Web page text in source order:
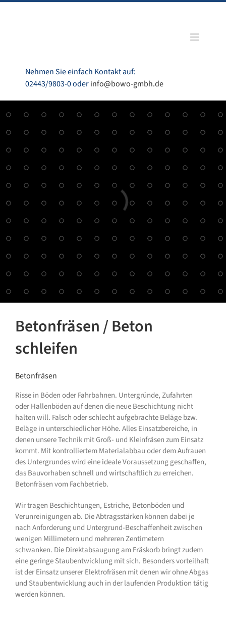
Zum
Nehmen Sie einfach Kontakt auf:
02443/9803-0 oderinfo@bowo-gmbh.de
Laden...
Betonfräsen / Beton
schleifen
Betonfräsen
Risse in Böden oder Fahrbahnen. Untergründe, Zufahrten
oder Hallenböden auf denen die neue Beschichtung nicht
halten will. Falsch oder schlecht aufgebrachte Beläge bzw.
Beläge in unterschiedlicher Höhe. Alles Einsatzbereiche, in
denen unsere Technik mit Groß- und Kleinfräsen zum Einsatz
kommt. Mit kontrolliertem Materialabbau oder dem Aufrauen
des Untergrundes wird eine ideale Voraussetzung geschaffen,
das Bauvorhaben schnell und wirtschaftlich zu erreichen.
Betonfräsen vom Fachbetrieb.
Wir tragen Beschichtungen, Estriche, Betonböden und
Verunreinigungen ab. Die Abtragsstärken können dabei je
nach Anforderung und Untergrund-Beschaffenheit zwischen
wenigen Millimetern und mehreren Zentimetern
schwanken. Die Direktabsaugung am Fräskorb bringt zudem
eine geringe Staubentwicklung mit sich. Besonders vorteilhaft
ist der Einsatz unserer Elektrofräsen mit denen wir ohne Abgas
und Staubentwicklung auch in der laufenden Produktion tätig
werden können.